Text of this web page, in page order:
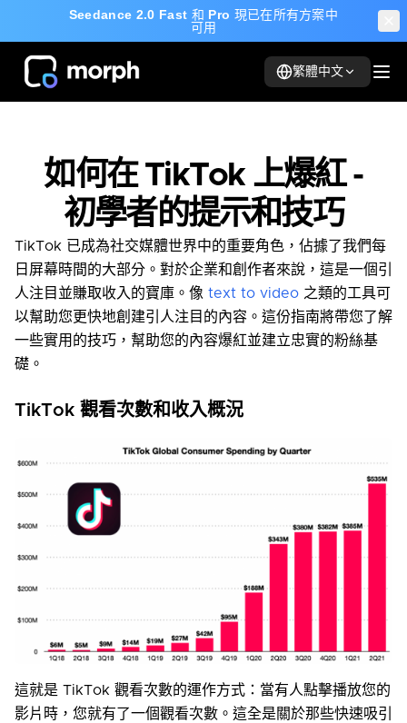
Seedance 2.0 Fast 和 Pro 現已在所有方案中
可用
繁體中文
如何在 TikTok 上爆紅 -
初學者的提示和技巧
TikTok 已成為社交媒體世界中的重要角色，佔據了我們每
日屏幕時間的大部分。對於企業和創作者來說，這是一個引
人注目並賺取收入的寶庫。像 text to video 之類的工具可
以幫助您更快地創建引人注目的內容。這份指南將帶您了解
一些實用的技巧，幫助您的內容爆紅並建立忠實的粉絲基
礎。
TikTok 觀看次數和收入概況
這就是 TikTok 觀看次數的運作方式：當有人點擊播放您的
影片時，您就有了一個觀看次數。這全是關於那些快速吸引